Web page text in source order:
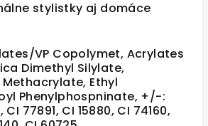
stylistky aj domáce
VP Copolymet, Acrylates
Dimethyl Silylate,
Ethyl
Phenylphospninate, +/-:
77891, CI 15880, CI 74160,